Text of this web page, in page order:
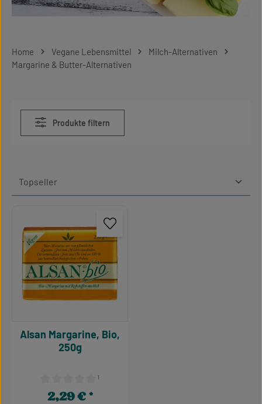
Home Vegane Lebensmittel
Milch-Alternativen
Margarine & Butter-Alternativen
Produkte filtern
Durchschnittliche Bewertung von 0 von 5 Sternen
¹
Alsan Margarine, Bio,
250g
Regulärer Preis:
2,29 €